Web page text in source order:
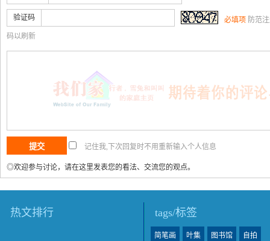
验证码 必填项 防范
码以刷新
记住我,下次回复时不用重新输入个人信息
◎欢迎参与讨论，请在这里发表您的看法、交流您的观点。
热文排行 tags/标签
简笔画 叶集 图书馆 自拍